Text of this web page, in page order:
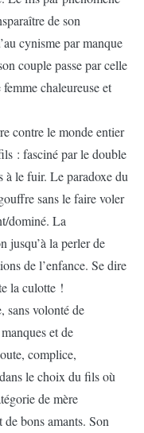
de son
cynisme par manque
couple passe par celle
chaleureuse et
contre le monde entier
: fasciné par le double
à le fuir. Le paradoxe du
sans le faire voler
dominé. La
jusqu’à la perler de
de l’enfance. Se dire
la culotte !
sans volonté de
et de
complice,
le choix du fils où
de mère
bons amants. Son